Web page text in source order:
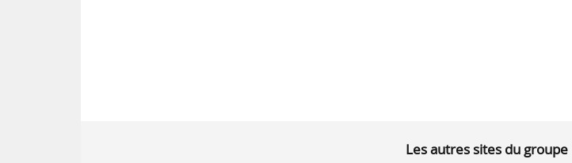
Les autres sites du groupe